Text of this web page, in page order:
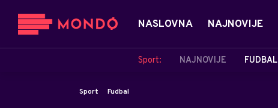
NASLOVNA NAJNOVIJE
Sport: NAJNOVIJE FUDBAL
Sport Fudbal